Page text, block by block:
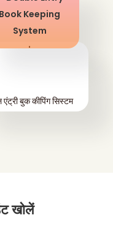
'
बुक कीपिंग सिस्टम
खोलें